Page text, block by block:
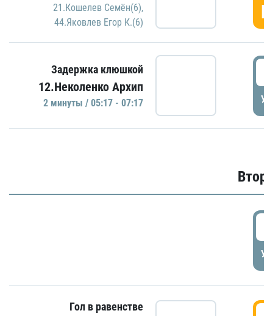
21.Кошелев Семён(6),
44.Яковлев Егор К.(6)
Задержка клюшкой
12.Неколенко Архип
2 минуты / 05:17 - 07:17
Гол в равенстве